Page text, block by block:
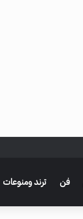
فن ترند ومنوعات